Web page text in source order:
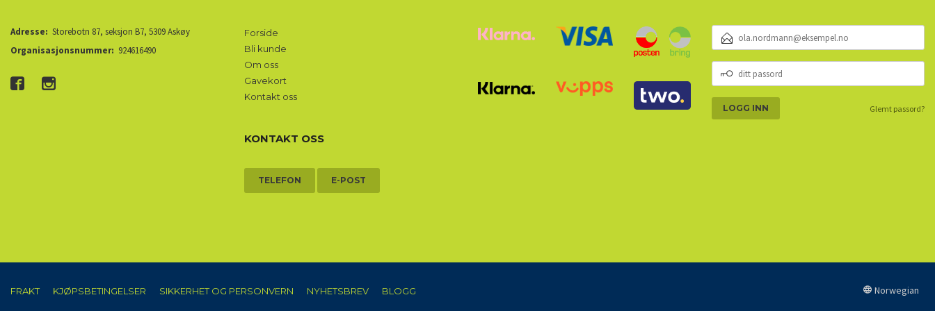
Adresse: Storebotn 87, seksjon B7, 5309 Askøy
Organisasjonsnummer: 924616490
Forside
Bli kunde
Om oss
Gavekort
Kontakt oss
KONTAKT OSS
TELEFON E-POST
POSTADRESSE
PASSORD
Glemt passord?
Norwegian
FRAKT KJØPSBETINGELSER SIKKERHET OG PERSONVERN NYHETSBREV BLOGG